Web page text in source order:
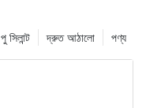
পণ্য
দ্রুত আঠালো
পু সিলান্ট